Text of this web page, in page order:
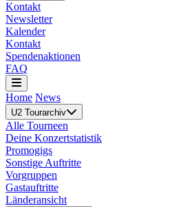
Kontakt
Newsletter
Kalender
Kontakt
Spendenaktionen
FAQ
Home News
U2 Tourarchiv
Alle Tourneen
Deine Konzertstatistik
Promogigs
Sonstige Auftritte
Vorgruppen
Gastauftritte
Länderansicht